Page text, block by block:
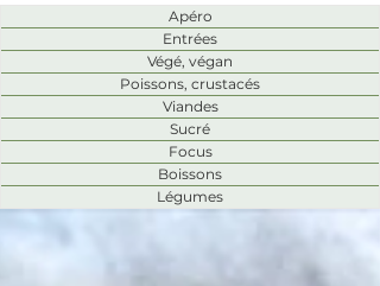
Apéro
Entrées
Végé, végan
Poissons, crustacés
Viandes
Sucré
Focus
Boissons
Légumes